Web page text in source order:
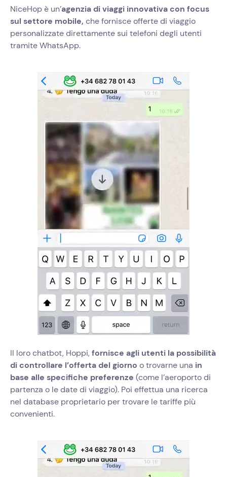
NiceHop è un’agenzia di viaggi innovativa con focus
sul settore mobile, che fornisce offerte di viaggio
personalizzate direttamente sui telefoni degli utenti
tramite WhatsApp.
Il loro chatbot, Hoppi, fornisce agli utenti la possibilità
di controllare l’offerta del giorno o trovarne una in
base alle specifiche preferenze (come l’aeroporto di
partenza o le date di viaggio). Poi effettua una ricerca
nel database proprietario per trovare le tariffe più
convenienti.